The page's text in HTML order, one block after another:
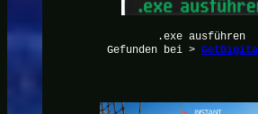
.exe ausführen
Gefunden bei >